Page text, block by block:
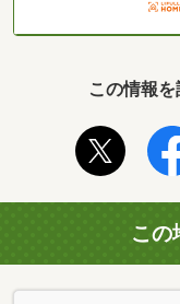
この情報
この